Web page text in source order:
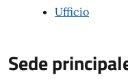
Ufficio
Sede